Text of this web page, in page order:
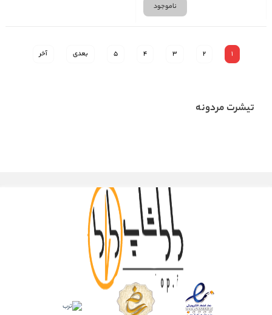
ناموجود
1
2
3
4
5 بعدی آخر
تیشرت مردونه